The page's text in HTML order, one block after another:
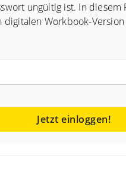
ungültig ist. In diesem
Workbook-
Jetzt einloggen!